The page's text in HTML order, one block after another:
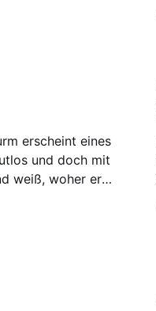
erscheint eines
und doch mit
weiß, woher er
die Menschen